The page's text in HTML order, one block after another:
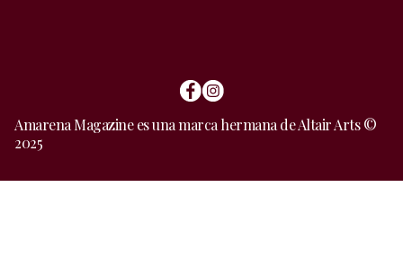
Amarena Magazine es una marca hermana de Altair Arts ©
2025